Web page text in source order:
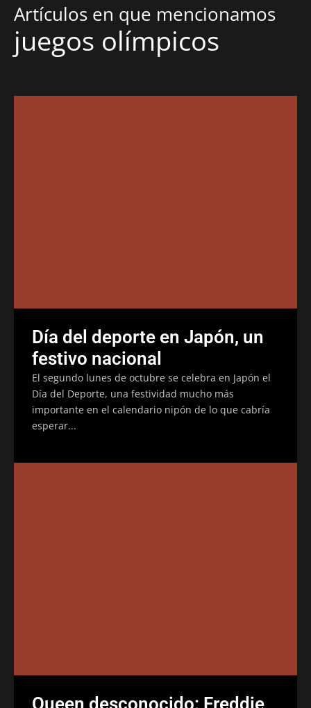
Artículos en que mencionamos
juegos olímpicos
Día del deporte en Japón, un
festivo nacional
El segundo lunes de octubre se celebra en Japón el
Día del Deporte, una festividad mucho más
importante en el calendario nipón de lo que cabría
esperar...
Queen desconocido: Freddie